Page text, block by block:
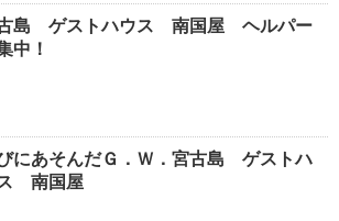
島 ゲストハウス 南国屋 ヘルパー
中！
にあそんだＧ．Ｗ．宮古島 ゲストハ
南国屋